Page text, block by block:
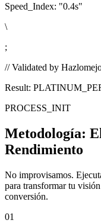
Speed_Index: "0.4s"
\
;
// Validated by
Result:
PROCESS_INIT
Metodología:
Rendimiento
No improvisamos.
para transformar tu
conversión.
01